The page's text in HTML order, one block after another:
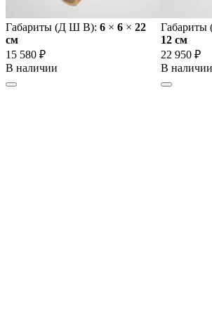
Габариты (Д Ш В): 6 × 6 × 22
cм
15 580 ₽
В наличии
12 cм
22 950 ₽
В наличии